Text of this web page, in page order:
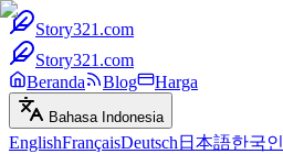
Story321.com
Story321.com
Beranda
Blog Harga
Bahasa Indonesia
EnglishFrançaisDeutsch 日本語한국인